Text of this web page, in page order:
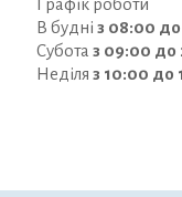
Графік роботи
В будні з 08:00
Субота з 09:00 до
Неділя з 10:00 до